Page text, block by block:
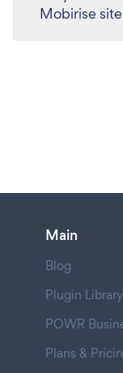
Mobirise
Main
Blog
Plugin Library
POWR
Plans &